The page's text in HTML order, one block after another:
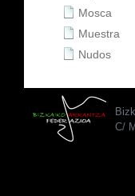
Mosca
Muestra
Nudos
C/